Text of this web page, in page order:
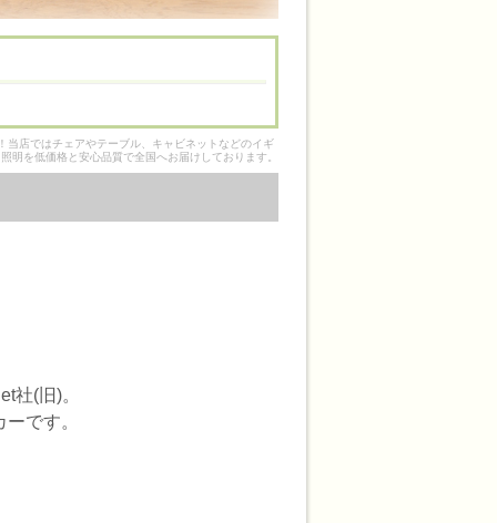
店ではチェアやテーブル、キャビネットなどのイギ
明を低価格と安心品質で全国へお届けしております。
社(旧)。
です。